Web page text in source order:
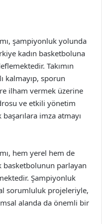
şampiyonluk yolunda
kadın basketboluna
Takımın
kalmayıp, sporun
ilham vermek üzerine
ve etkili yönetim
imza atmayı
hem yerel hem de
basketbolunun parlayan
Şampiyonluk
sorumluluk projeleriyle,
alanda da önemli bir